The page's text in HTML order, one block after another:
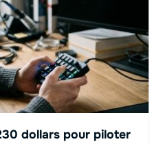
dollars pour piloter